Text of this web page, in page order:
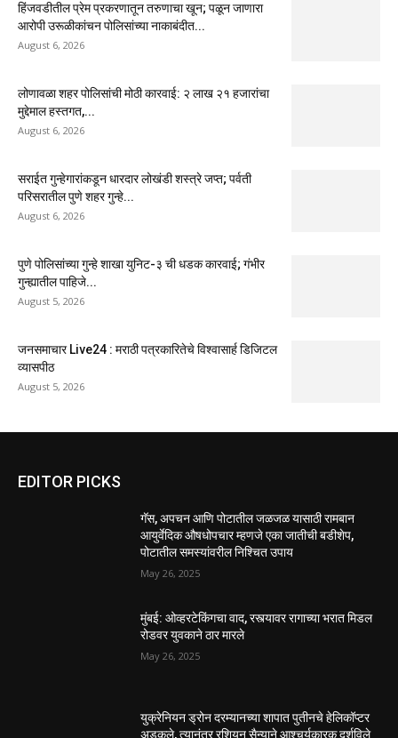
हिंजवडीतील प्रेम प्रकरणातून तरुणाचा खून; पळून जाणारा
आरोपी उरूळीकांचन पोलिसांच्या नाकाबंदीत...
August 6, 2026
लोणावळा शहर पोलिसांची मोठी कारवाई: २ लाख २१ हजारांचा
मुद्देमाल हस्तगत,...
August 6, 2026
सराईत गुन्हेगारांकडून धारदार लोखंडी शस्त्रे जप्त; पर्वती
परिसरातील पुणे शहर गुन्हे...
August 6, 2026
पुणे पोलिसांच्या गुन्हे शाखा युनिट-३ ची धडक कारवाई; गंभीर
गुन्ह्यातील पाहिजे...
August 5, 2026
जनसमाचार Live24 : मराठी पत्रकारितेचे विश्वासार्ह डिजिटल
व्यासपीठ
August 5, 2026
EDITOR PICKS
गॅस, अपचन आणि पोटातील जळजळ यासाठी रामबान
आयुर्वेदिक औषधोपचार म्हणजे एका जातीची बडीशेप,
पोटातील समस्यांवरील निश्चित उपाय
May 26, 2025
मुंबई: ओव्हरटेकिंगचा वाद, रस्त्यावर रागाच्या भरात मिडल
रोडवर युवकाने ठार मारले
May 26, 2025
युक्रेनियन ड्रोन दरम्यानच्या शापात पुतीनचे हेलिकॉप्टर
अडकले, त्यानंतर रशियन सैन्याने आश्चर्यकारक दर्शविले